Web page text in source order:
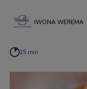
IWONA WEREMA
15 min